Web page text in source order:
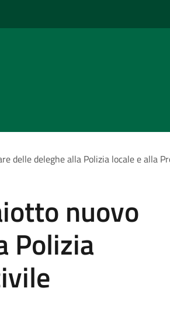
delle deleghe alla Polizia locale e alla
nuovo
Polizia